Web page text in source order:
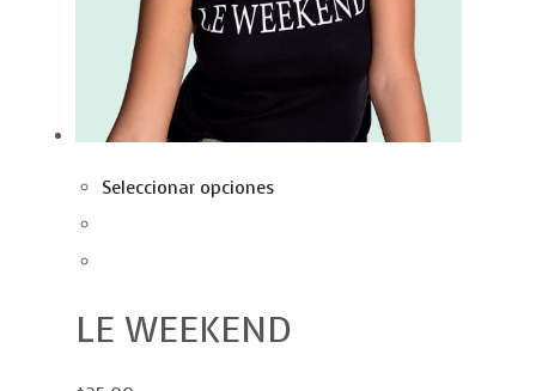
Seleccionar opciones
LE WEEKEND